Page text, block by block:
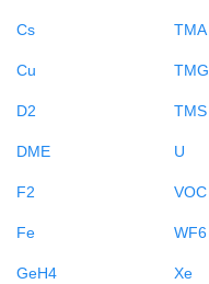
Cs
Cu
D2
DME
F2
Fe
GeH4
TMA
TMG
TMS
U
VOC
WF6
Xe